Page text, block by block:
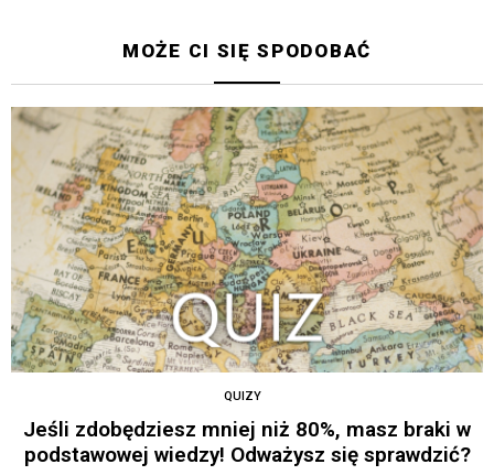
MOŻE CI SIĘ SPODOBAĆ
QUIZY
Jeśli zdobędziesz mniej niż 80%, masz braki w
podstawowej wiedzy! Odważysz się sprawdzić?